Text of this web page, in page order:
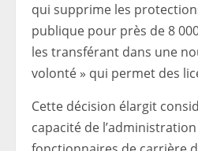
qui supprime les
publique pour près de 8
les transférant dans une
volonté » qui permet des
Cette décision élargit
capacité de